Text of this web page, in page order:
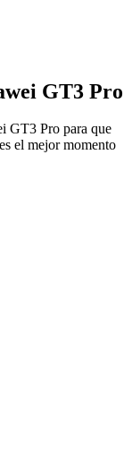
GT3 Pro
GT3 Pro para que
el mejor momento